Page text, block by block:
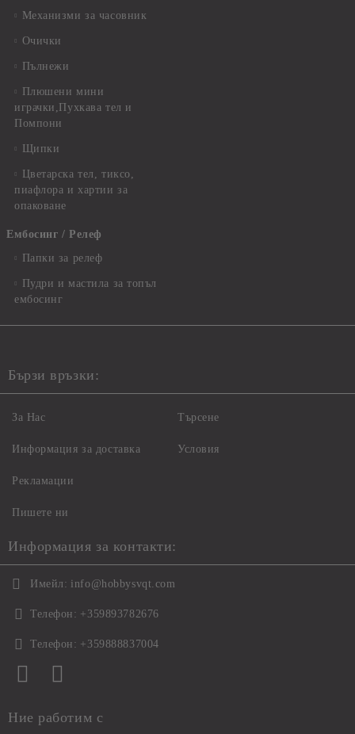
Механизми за часовник
Очички
Пълнежи
Плюшени мини
играчки,Пухкава тел и
Помпони
Щипки
Цветарска тел, тиксо,
пиафлора и хартии за
опаковане
Ембосинг / Релеф
Папки за релеф
Пудри и мастила за топъл
ембосинг
Бързи връзки:
За Нас
Информация за доставка
Рекламации
Пишете ни
Търсене
Условия
Информация за контакти:
Имейл: info@hobbysvqt.com
Телефон: +359893782676
Телефон: +359888837004
Ние работим с